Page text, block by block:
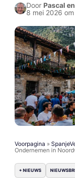
Door Pascal
8 mei 2026
Voorpagina »
Ondernemen in
+ NIEUWS